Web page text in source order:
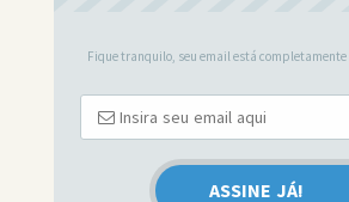
Fique tranquilo, seu email está completamente